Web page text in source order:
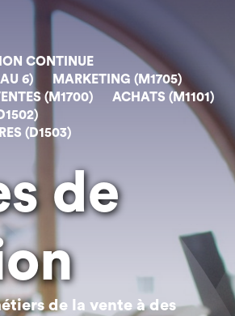
CONTINUE
6)
MARKETING (M1705)
(M1700)
ACHATS (M1101)
(D1503)
de
de la vente à des